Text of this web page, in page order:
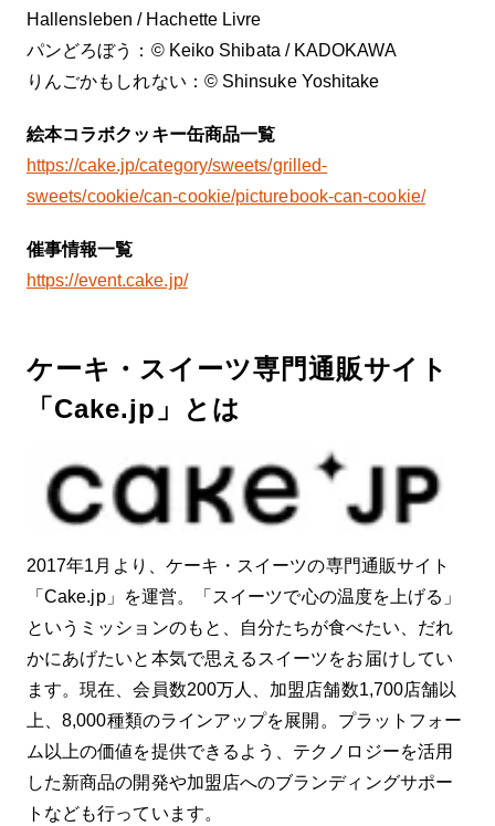
Hallensleben / Hachette Livre
パンどろぼう：©︎ Keiko Shibata / KADOKAWA
りんごかもしれない：©︎ Shinsuke Yoshitake
絵本コラボクッキー缶商品一覧
https://cake.jp/category/sweets/grilled-
sweets/cookie/can-cookie/picturebook-can-cookie/
催事情報一覧
https://event.cake.jp/
ケーキ・スイーツ専門通販サイト
「Cake.jp」とは
2017年1月より、ケーキ・スイーツの専門通販サイト
「Cake.jp」を運営。「スイーツで心の温度を上げる」
というミッションのもと、自分たちが食べたい、だれ
かにあげたいと本気で思えるスイーツをお届けしてい
ます。現在、会員数200万人、加盟店舗数1,700店舗以
上、8,000種類のラインアップを展開。プラットフォー
ム以上の価値を提供できるよう、テクノロジーを活用
した新商品の開発や加盟店へのブランディングサポー
トなども行っています。